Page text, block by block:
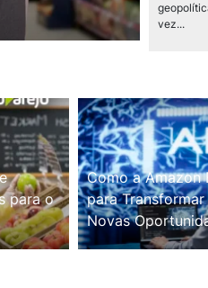
vez...
para o
Como a Amazon
para
Novas